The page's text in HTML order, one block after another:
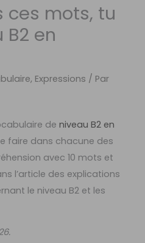
ces mots, tu
en
Expressions / Par
deniveau B2 en
faire dans chacune des
avec 10 mots et
l’article des explications
le niveau B2 et les